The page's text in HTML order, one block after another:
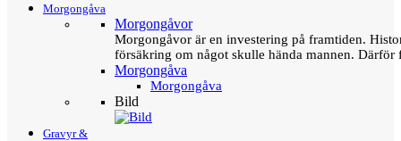
Morgongåva
Morgongåvor
Morgongåvor är en investering på framtiden.
försäkring om något skulle hända mannen.
Morgongåva
Morgongåva
Bild
Gravyr &